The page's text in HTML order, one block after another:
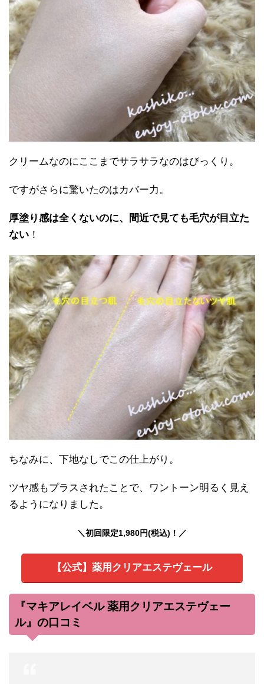
クリームなのにここまでサラサラなのはびっくり。
ですがさらに驚いたのはカバー力。
厚塗り感は全くないのに、間近で見ても毛穴が目立た
ない ！
ちなみに、下地なしでこの仕上がり。
ツヤ感もプラスされたことで、ワントーン明るく見え
るようになりました。
＼初回限定1,980円(税込)！／
【公式】薬用クリアエステヴェール
『マキアレイベル 薬用クリアエステヴェー
ル』の口コミ